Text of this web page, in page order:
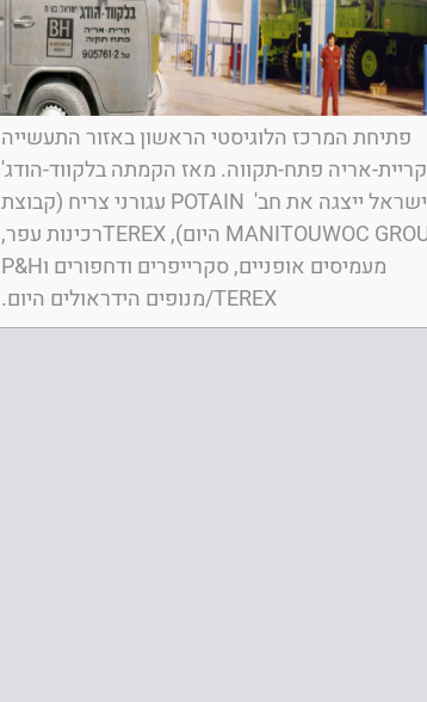
פתיחת המרכז הלוגיסטי הראשון באזור התעשייה
קריית-אריה פתח-תקווה. מאז הקמתה בלקווד-הודג'
ישראל ייצגה את חב' POTAIN עגורני צריח (קבוצת
MANITOUWOC GROUP היום), TEREXרכינות עפר,
מעמיסים אופניים, סקרייפרים ודחפורים וP&H
/TEREXמנופים הידראולים היום.